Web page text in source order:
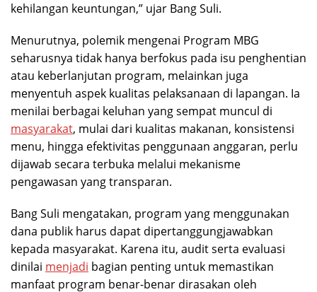
kehilangan keuntungan,” ujar Bang Suli.
Menurutnya, polemik mengenai Program MBG
seharusnya tidak hanya berfokus pada isu penghentian
atau keberlanjutan program, melainkan juga
menyentuh aspek kualitas pelaksanaan di lapangan. Ia
menilai berbagai keluhan yang sempat muncul di
masyarakat, mulai dari kualitas makanan, konsistensi
menu, hingga efektivitas penggunaan anggaran, perlu
dijawab secara terbuka melalui mekanisme
pengawasan yang transparan.
Bang Suli mengatakan, program yang menggunakan
dana publik harus dapat dipertanggungjawabkan
kepada masyarakat. Karena itu, audit serta evaluasi
dinilai menjadi bagian penting untuk memastikan
manfaat program benar-benar dirasakan oleh